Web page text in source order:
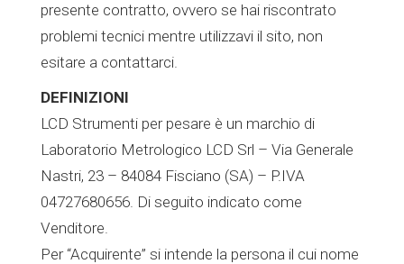
presente contratto, ovvero se hai riscontrato
problemi tecnici mentre utilizzavi il sito, non
esitare a contattarci.
DEFINIZIONI
LCD Strumenti per pesare è un marchio di
Laboratorio Metrologico LCD Srl – Via Generale
Nastri, 23 – 84084 Fisciano (SA) – P.IVA
04727680656. Di seguito indicato come
Venditore.
Per “Acquirente” si intende la persona il cui nome